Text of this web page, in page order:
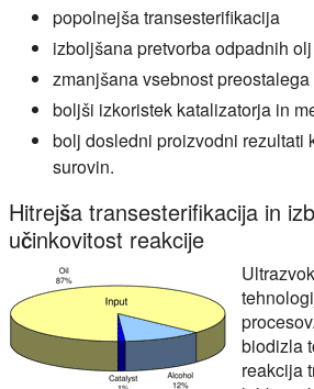
popolnejša transesterifikacija
izboljšana pretvorba odpadnih
zmanjšana vsebnost
boljši izkoristek katalizatorja in
bolj dosledni proizvodni rezultati
surovin.
Hitrejša transesterifikacija in
učinkovitost reakcije
biodizla
reakcija